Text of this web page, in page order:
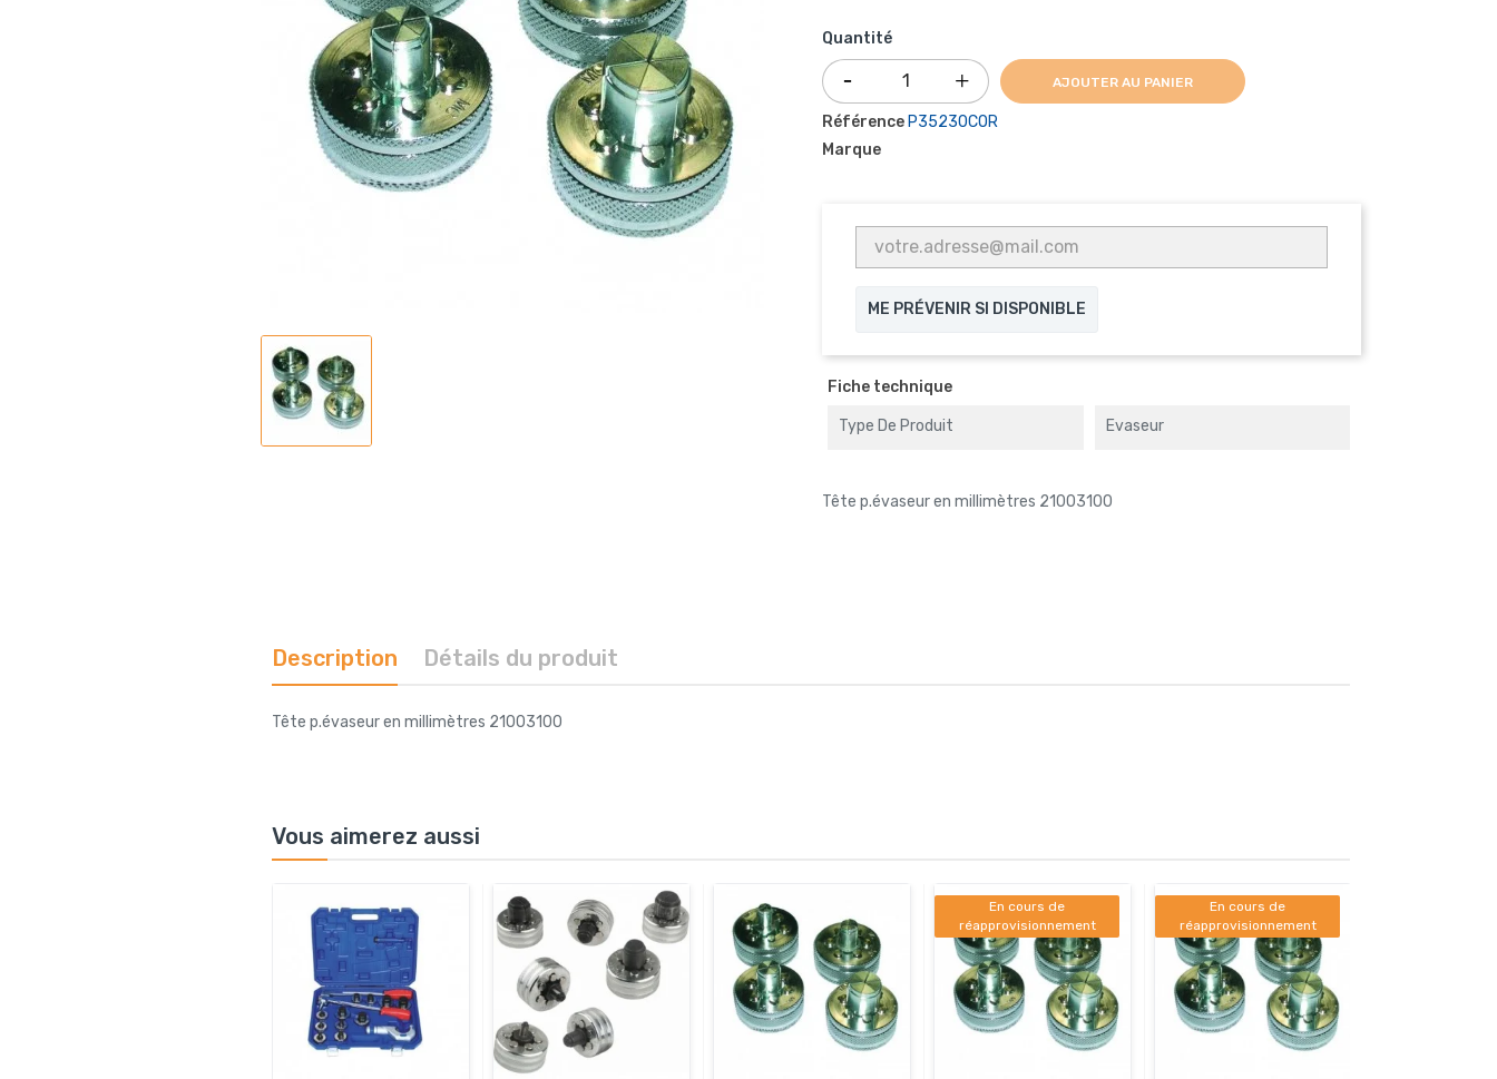
Quantité
AJOUTER AU PANIER
Référence P35230COR
Marque
ME PRÉVENIR SI DISPONIBLE
Fiche technique
Type De Produit Evaseur
Tête p.évaseur en millimètres 21003100
Description Détails du produit
Tête p.évaseur en millimètres 21003100
Vous aimerez aussi
En cours de
réapprovisionnement
En cours de
réapprovisionnement